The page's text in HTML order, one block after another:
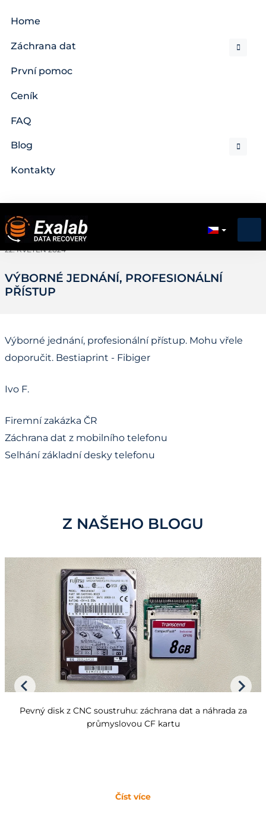
Home
Záchrana dat
První pomoc
Ceník
FAQ
Blog
Kontakty
22. KVĚTEN 2024
VÝBORNÉ JEDNÁNÍ, PROFESIONÁLNÍ
PŘÍSTUP
Výborné jednání, profesionální přístup. Mohu vřele
doporučit. Bestiaprint - Fibiger
Ivo F.
Firemní zakázka ČR
Záchrana dat z mobilního telefonu
Selhání základní desky telefonu
Z NAŠEHO BLOGU
Pevný disk z CNC soustruhu: záchrana dat a náhrada za
průmyslovou CF kartu
Číst více